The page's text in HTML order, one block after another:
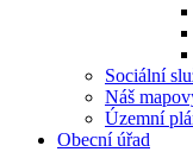
Sociální
Náš
Územní
Obecní úřad